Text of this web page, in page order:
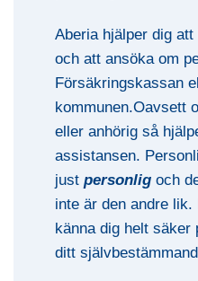
Aberia hjälper dig
och att ansöka om
Försäkringskassan
kommunen.Oavsett
eller anhörig så
assistansen.
justpersonligoch
inte är den andre
känna dig helt säker
ditt